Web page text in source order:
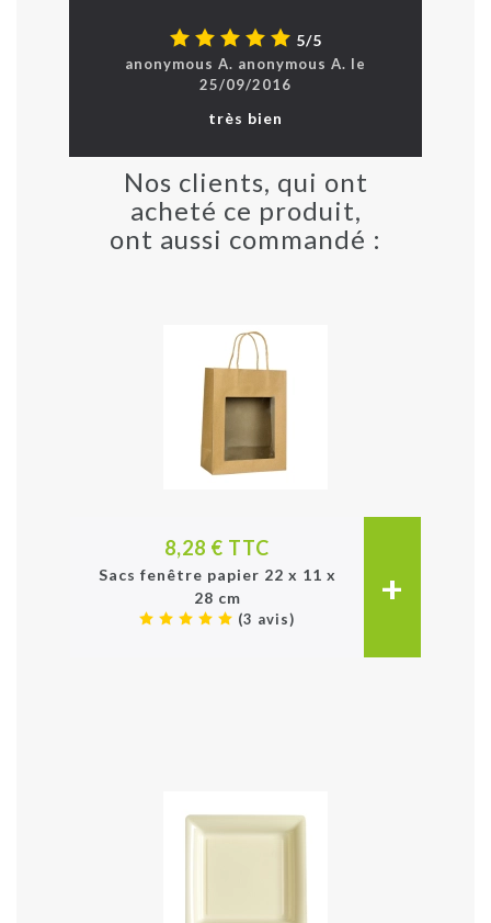
5/5
anonymous A. anonymous A. le
25/09/2016
très bien
Nos clients, qui ont
acheté ce produit,
ont aussi commandé :
8,28 € TTC
Sacs fenêtre papier 22 x 11 x
28 cm
(3 avis)
+